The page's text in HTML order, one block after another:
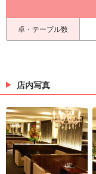
卓・テーブル数
店内写真